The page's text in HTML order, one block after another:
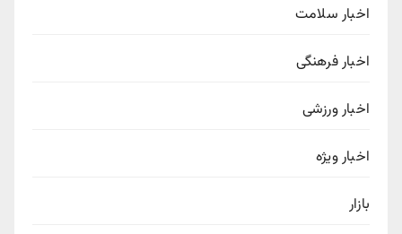
اخبار سلامت
اخبار فرهنگی
اخبار ورزشی
اخبار ویژه
بازار